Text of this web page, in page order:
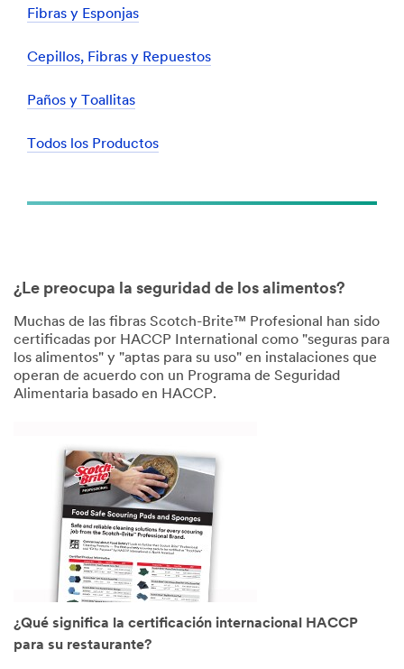
Fibras y Esponjas
Cepillos, Fibras y Repuestos
Paños y Toallitas
Todos los Productos
¿Le preocupa la seguridad de los alimentos?
Muchas de las fibras Scotch-Brite™ Profesional han sido
certificadas por HACCP International como "seguras para
los alimentos" y "aptas para su uso" en instalaciones que
operan de acuerdo con un Programa de Seguridad
Alimentaria basado en HACCP.
¿Qué significa la certificación internacional HACCP
para su restaurante?